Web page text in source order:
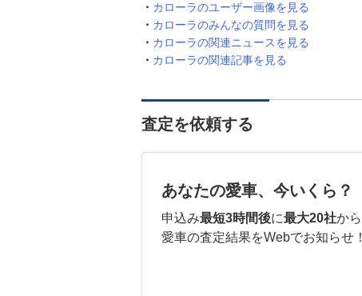
カローラのユーザー画像を見る
カローラのみんなの質問を見る
カローラの関連ニュースを見る
カローラの関連記事を見る
査定を依頼する
あなたの愛車、今いくら？
申込み最短3時間後に最大20社から
愛車の査定結果をWebでお知らせ！